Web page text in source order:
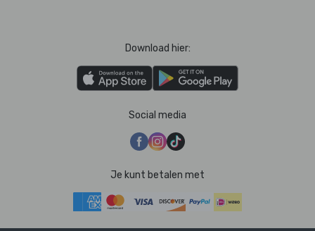
Download hier:
Social media
Je kunt betalen met